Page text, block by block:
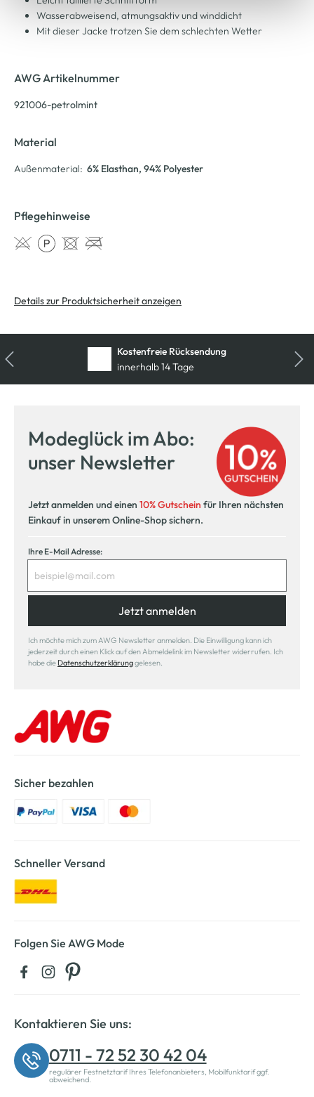
Wasserabweisend, atmungsaktiv und winddicht
Mit dieser Jacke trotzen Sie dem schlechten Wetter
AWG Artikelnummer
921006-petrolmint
Material
Außenmaterial: 6% Elasthan, 94% Polyester
Pflegehinweise
Details zur Produktsicherheit anzeigen
Kostenfreie Rücksendung
innerhalb 14 Tage
Modeglück im Abo:
unser Newsletter
Jetzt anmelden und einen 10% Gutschein für Ihren nächsten
Einkauf in unserem Online-Shop sichern.
Ihre E-Mail Adresse:
Jetzt anmelden
Ich möchte mich zum AWG Newsletter anmelden. Die Einwilligung kann ich
jederzeit durch einen Klick auf den Abmeldelink im Newsletter widerrufen. Ich
habe die Datenschutzerklärunggelesen.
Sicher bezahlen
Schneller Versand
Folgen Sie AWG Mode
Kontaktieren Sie uns:
0711 - 72 52 30 42 04
regulärer Festnetztarif Ihres Telefonanbieters, Mobilfunktarif ggf.
abweichend.